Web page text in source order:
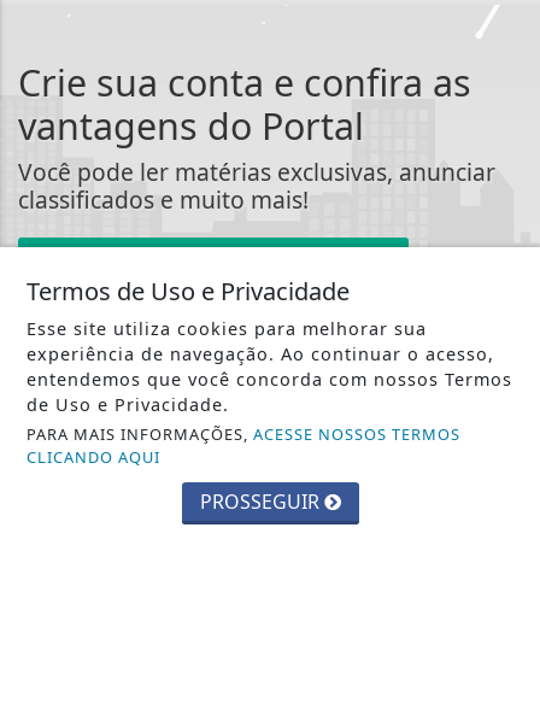
Crie sua conta e confira as
vantagens do Portal
Você pode ler matérias exclusivas, anunciar
classificados e muito mais!
::: Jornal Gazeta
Notícias :::
Termos de Uso e Privacidade
Esse site utiliza cookies para melhorar sua
experiência de navegação. Ao continuar o acesso,
entendemos que você concorda com nossos Termos
de Uso e Privacidade.
PARA MAIS INFORMAÇÕES,ACESSE NOSSOS TERMOS
CLICANDO AQUI
PROSSEGUIR